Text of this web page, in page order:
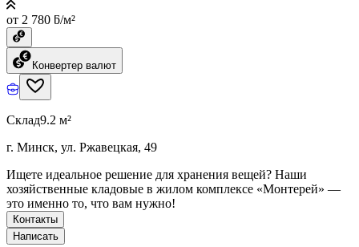
от 2 780 ƃ/м²
Конвертер валют
Склад9.2 м²
г. Минск, ул. Ржавецкая, 49
Ищете идеальное решение для хранения вещей? Наши
хозяйственные кладовые в жилом комплексе «Монтерей» —
это именно то, что вам нужно!
Контакты
Написать